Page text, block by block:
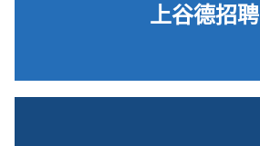
上谷德招聘